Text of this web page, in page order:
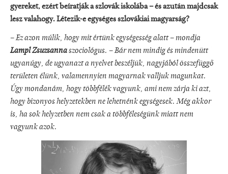
gyereket, ezért beíratják a szlovák iskolába – és azután majdcsak
lesz valahogy.Létezik-e egységes szlovákiai magyarság?
– Ez azon múlik, hogy mit értünk egységesség alatt – mondja
Lampl Zsuzsannaszociológus. – Bár nem mindig és mindenütt
ugyanúgy, de ugyanazt a nyelvet beszéljük, nagyjából összefüggő
területen élünk, valamennyien magyarnak valljuk magunkat.
Úgy mondanám, hogy többfélék vagyunk, ami nem zárja ki azt,
hogy bizonyos helyzetekben ne lehetnénk egységesek. Még akkor
is, ha sok helyzetben nem csak a többféleségünk miatt nem
vagyunk azok.